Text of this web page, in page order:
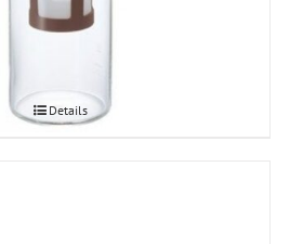
Details